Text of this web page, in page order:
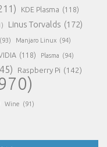
KDE Plasma (118)
Linus Torvalds (172)
(93) Manjaro Linux (94)
(118) Plasma (94)
Raspberry Pi (142)
Wine (91)